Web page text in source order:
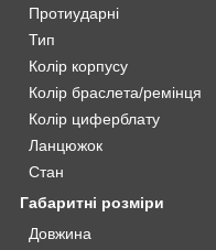
Протиударні
Тип
Колір корпусу
Колір браслета/ремінця
Колір циферблату
Ланцюжок
Стан
Габаритні розміри
Довжина